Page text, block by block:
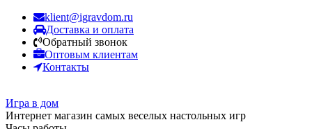
klient@igravdom.ru
Доставка и оплата
Обратный звонок
Оптовым клиентам
Контакты
Игра в дом
Интернет магазин самых веселых настольных игр